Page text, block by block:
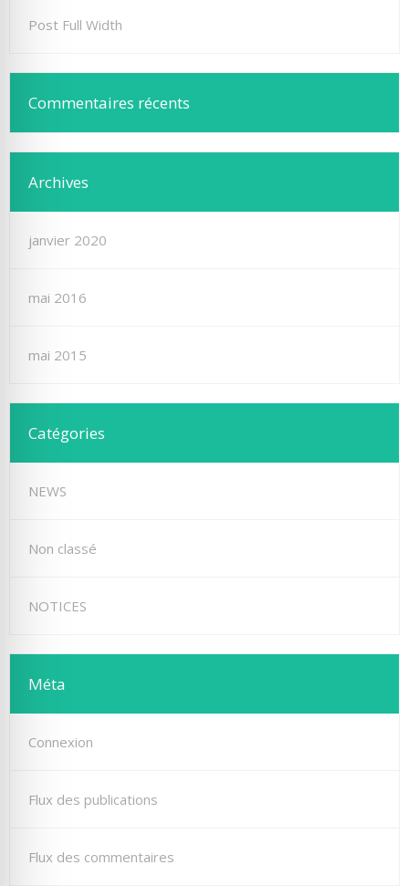
Post Full Width
Commentaires récents
Archives
janvier 2020
mai 2016
mai 2015
Catégories
NEWS
Non classé
NOTICES
Méta
Connexion
Flux des publications
Flux des commentaires